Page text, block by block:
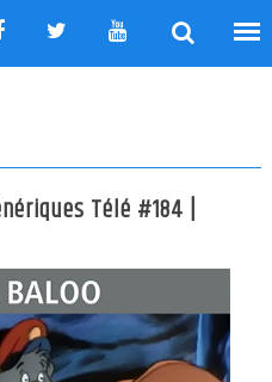
Télé #184 |